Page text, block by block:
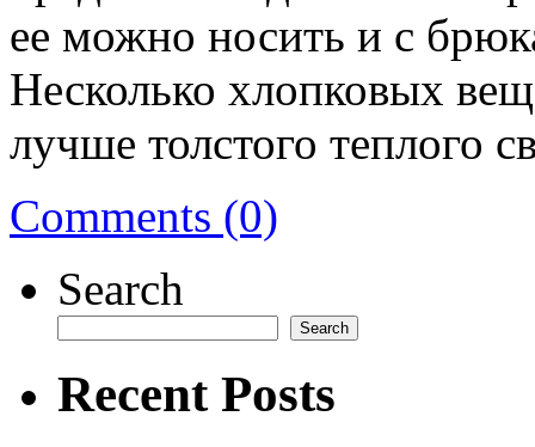
ее можно носить и с
Несколько хлопковых
лучше толстого теплого
Comments (0)
Search
Search
Recent Posts